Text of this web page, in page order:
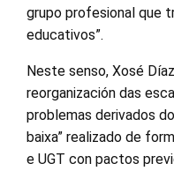
grupo profesional que
educativos”.
Neste senso, Xosé
reorganización das
problemas derivados
baixa” realizado de
e UGT con pactos